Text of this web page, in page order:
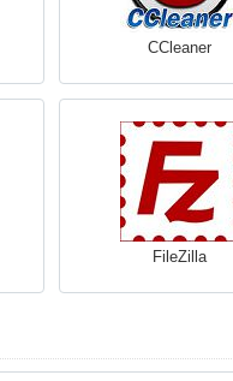
CCleaner
FileZilla